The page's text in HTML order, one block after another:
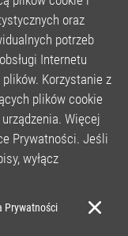
oraz
potrzeb
Internetu
Korzystanie z
plików cookie
Więcej
Prywatności. Jeśli
wyłącz
Prywatności